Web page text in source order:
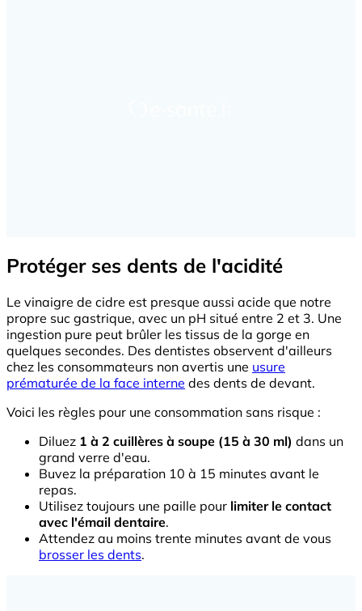
Protéger ses dents de l'acidité
Le vinaigre de cidre est presque aussi acide que notre
propre suc gastrique, avec un pH situé entre 2 et 3. Une
ingestion pure peut brûler les tissus de la gorge en
quelques secondes. Des dentistes observent d'ailleurs
chez les consommateurs non avertis une usure
prématurée de la face interne des dents de devant.
Voici les règles pour une consommation sans risque :
Diluez 1 à 2 cuillères à soupe (15 à 30 ml) dans un
grand verre d'eau.
Buvez la préparation 10 à 15 minutes avant le
repas.
Utilisez toujours une paille pour limiter le contact
avec l'émail dentaire.
Attendez au moins trente minutes avant de vous
brosser les dents.